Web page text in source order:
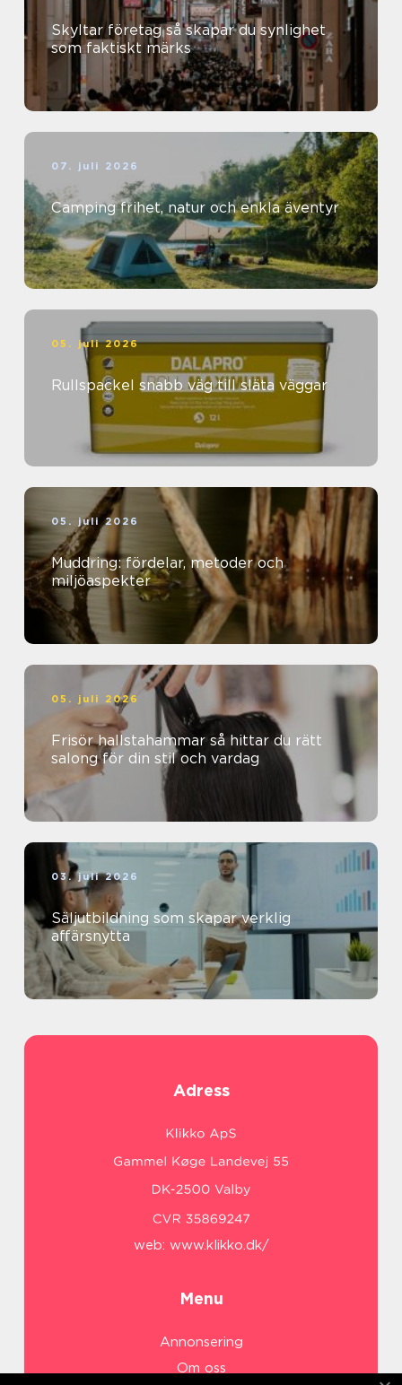
Skyltar företag så skapar du synlighet
som faktiskt märks
07. juli 2026
Camping frihet, natur och enkla äventyr
05. juli 2026
Rullspackel snabb väg till släta väggar
05. juli 2026
Muddring: fördelar, metoder och
miljöaspekter
05. juli 2026
Frisör hallstahammar så hittar du rätt
salong för din stil och vardag
03. juli 2026
Säljutbildning som skapar verklig
affärsnytta
Adress
web: www.klikko.dk/
Menu
Annonsering
Om oss